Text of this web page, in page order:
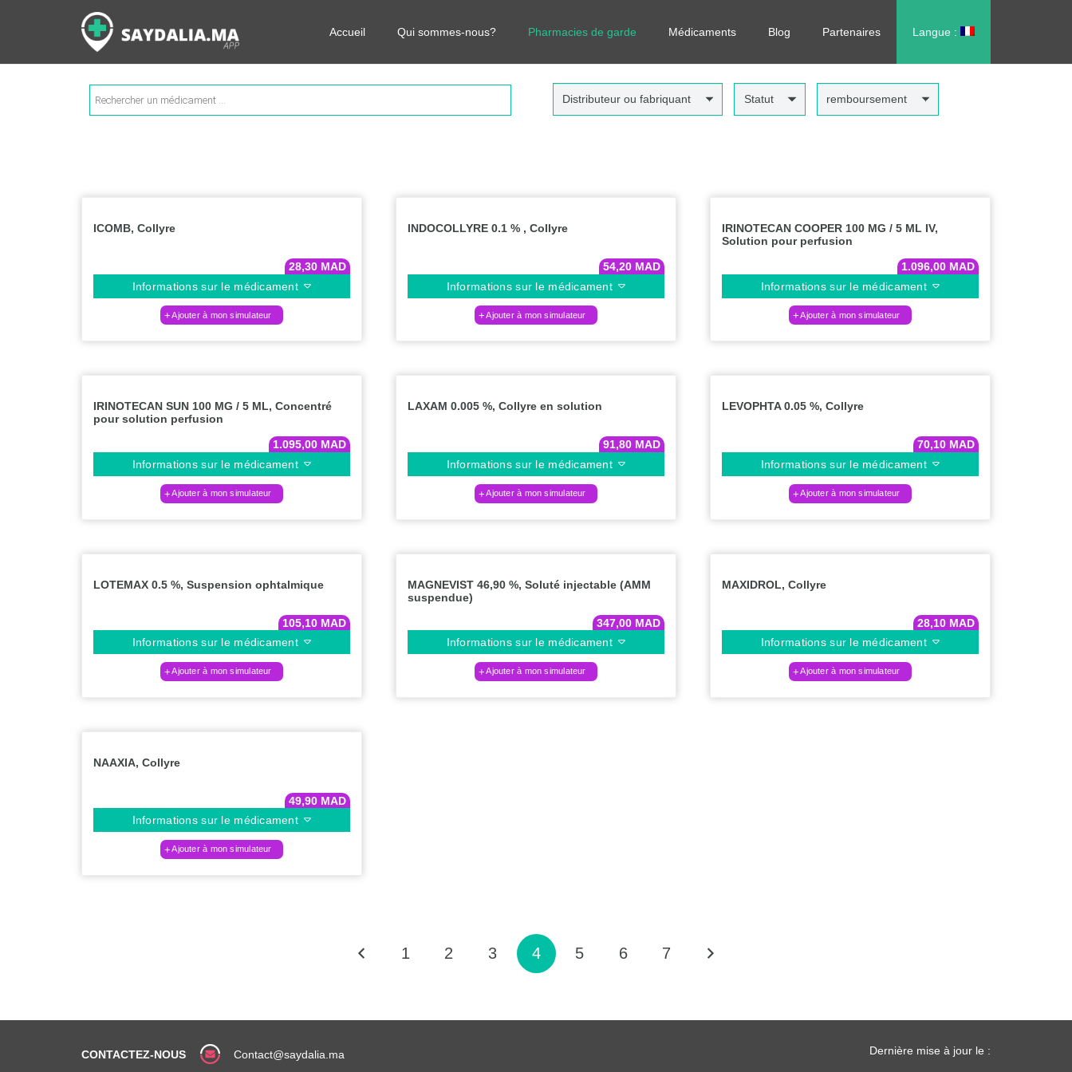
Accueil Qui sommes-nous? Pharmacies de garde Médicaments Blog Partenaires Langue :
Rechercher les informations sur vos médicaments, leurs prix et estimer ainsi le coût total de votre ordonnance, sans vous déplacer !
Recherche
de
produits
Distributeur ou fabriquant Statut remboursement
ICOMB, Collyre
28,30 MAD
Informations sur le médicament
Ajouter à mon simulateur
INDOCOLLYRE 0.1 % , Collyre
54,20 MAD
Informations sur le médicament
Ajouter à mon simulateur
IRINOTECAN COOPER 100 MG / 5 ML IV,
Solution pour perfusion
1.096,00 MAD
Informations sur le médicament
Ajouter à mon simulateur
IRINOTECAN SUN 100 MG / 5 ML, Concentré
pour solution perfusion
1.095,00 MAD
Informations sur le médicament
Ajouter à mon simulateur
LAXAM 0.005 %, Collyre en solution
91,80 MAD
Informations sur le médicament
Ajouter à mon simulateur
LEVOPHTA 0.05 %, Collyre
70,10 MAD
Informations sur le médicament
Ajouter à mon simulateur
LOTEMAX 0.5 %, Suspension ophtalmique
105,10 MAD
Informations sur le médicament
Ajouter à mon simulateur
MAGNEVIST 46,90 %, Soluté injectable (AMM
suspendue)
347,00 MAD
Informations sur le médicament
Ajouter à mon simulateur
MAXIDROL, Collyre
28,10 MAD
Informations sur le médicament
Ajouter à mon simulateur
NAAXIA, Collyre
49,90 MAD
Informations sur le médicament
Ajouter à mon simulateur
1 2 3 4 5 6 7
CONTACTEZ-NOUS Contact@saydalia.ma Dernière mise à jour le :